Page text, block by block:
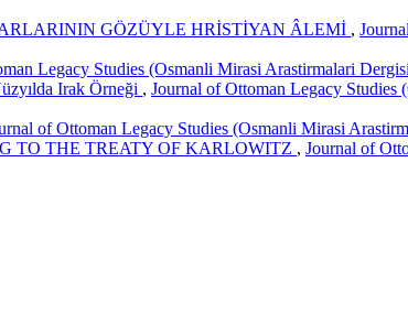
GÖZÜYLE HRİSTİYAN ÂLEMİ ,
Legacy Studies (Osmanli Mirasi Arastirmalari
Irak Örneği , Journal of Ottoman Legacy
of Ottoman Legacy Studies (Osmanli Mirasi
TO THE TREATY OF KARLOWITZ , Journal of